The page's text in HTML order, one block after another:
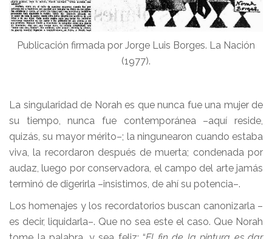
Publicación firmada por Jorge Luis Borges. La Nación
(1977).
La singularidad de Norah es que nunca fue una mujer de
su tiempo, nunca fue contemporánea –aquí reside,
quizás, su mayor mérito–; la ningunearon cuando estaba
viva, la recordaron después de muerta; condenada por
audaz, luego por conservadora, el campo del arte jamás
terminó de digerirla –insistimos, de ahí su potencia–.
Los homenajes y los recordatorios buscan canonizarla –
es decir, liquidarla–. Que no sea este el caso. Que Norah